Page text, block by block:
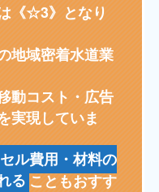
《☆3》となり
地域密着水道業
動コスト・広告
実現していま
ル費用・材料の
る こともおすす